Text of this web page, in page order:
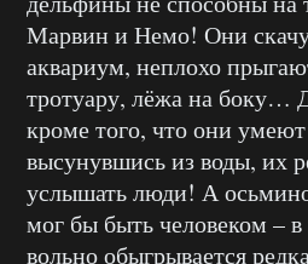
Марвин и Немо! Они
аквариум, неплохо
тротуару, лёжа на боку…
кроме того, что они умеют
высунувшись из воды, их
услышать люди! А
мог бы быть человеком –
вольно обыгрывается